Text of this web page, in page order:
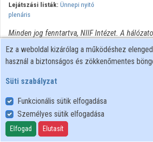
Lejátszási listák: Ünnepi nyitó
plenáris
Minden jog fenntartva, NIIF Intézet. A
újrapublikálás és kereskedelmi forgalomba
tilos! Egyéb célú felhasználás a
Felhasználói szabályzat
Adatkezelési tájékoztató
Süti szabályzat
Ez a weboldal kizárólag a működéshez
használ a biztonságos és zökkenőmentes
Süti szabályzat
Funkcionális sütik elfogadása
Személyes sütik elfogadása
Elfogad Elutasít